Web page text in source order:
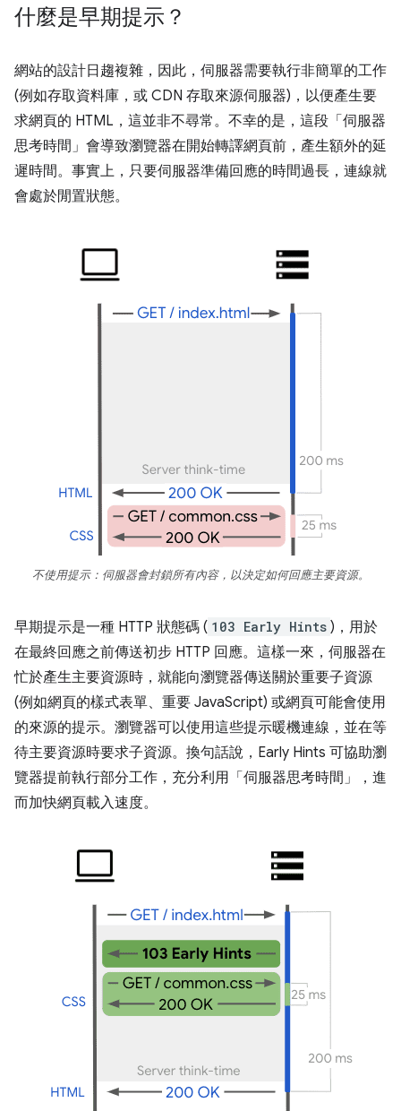
什麼是早期提示？
網站的設計日趨複雜，因此，伺服器需要執行非簡單的工作
(例如存取資料庫，或 CDN 存取來源伺服器)，以便產生要
求網頁的 HTML，這並非不尋常。不幸的是，這段「伺服器
思考時間」會導致瀏覽器在開始轉譯網頁前，產生額外的延
遲時間。事實上，只要伺服器準備回應的時間過長，連線就
會處於閒置狀態。
不使用提示：伺服器會封鎖所有內容，以決定如何回應主要資源。
早期提示是一種 HTTP 狀態碼 ( 103 Early Hints )，用於
在最終回應之前傳送初步 HTTP 回應。這樣一來，伺服器在
忙於產生主要資源時，就能向瀏覽器傳送關於重要子資源
(例如網頁的樣式表單、重要 JavaScript) 或網頁可能會使用
的來源的提示。瀏覽器可以使用這些提示暖機連線，並在等
待主要資源時要求子資源。換句話說，Early Hints 可協助瀏
覽器提前執行部分工作，充分利用「伺服器思考時間」，進
而加快網頁載入速度。